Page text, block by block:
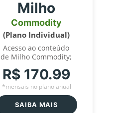
Milho
Commodity
(Plano Individual)
Acesso ao conteúdo
de Milho Commodity;
R$ 170.99
*mensais no plano anual
SAIBA MAIS